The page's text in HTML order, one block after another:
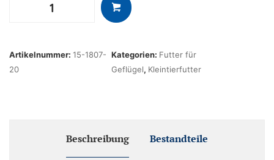
Menge
Artikelnummer: 15-1807-
20
Kategorien: Futter für
Geflügel, Kleintierfutter
Beschreibung Bestandteile